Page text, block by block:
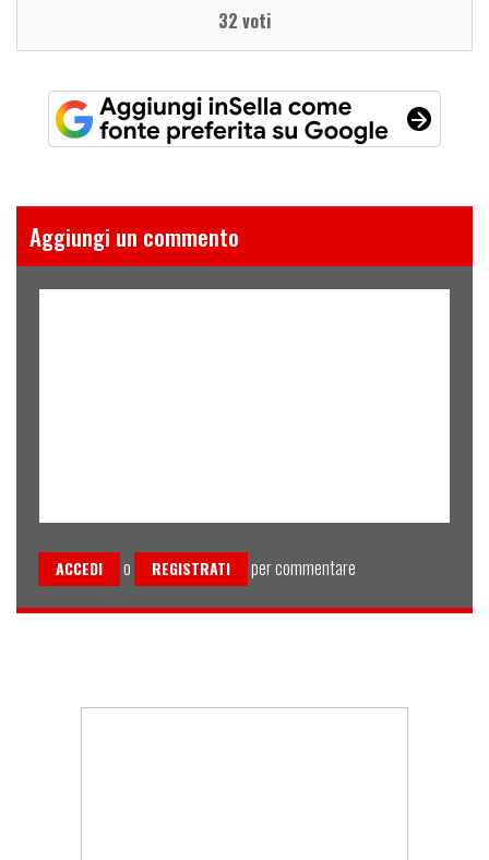
32 voti
Aggiungi un commento
ACCEDI o REGISTRATI per commentare